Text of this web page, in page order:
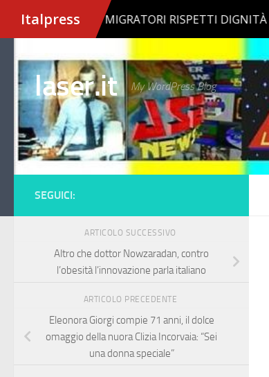
Salta al contenuto
laser.it My WordPress Blog
SEGUICI:
ARTICOLO SUCCESSIVO
Altro che dottor Nowzaradan, contro
l’obesità l’innovazione parla italiano
ARTICOLO PRECEDENTE
Eleonora Giorgi compie 71 anni, il dolce
omaggio della nuora Clizia Incorvaia: “Sei
una donna speciale”